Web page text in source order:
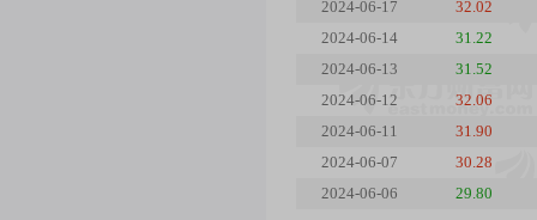
2024-06-17
32.02
2024-06-14
31.22
2024-06-13
31.52
2024-06-12
32.06
2024-06-11
31.90
2024-06-07
30.28
2024-06-06
29.80